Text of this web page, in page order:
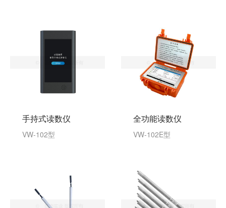
手持式读数仪
VW-102型
全功能读数仪
VW-102E型